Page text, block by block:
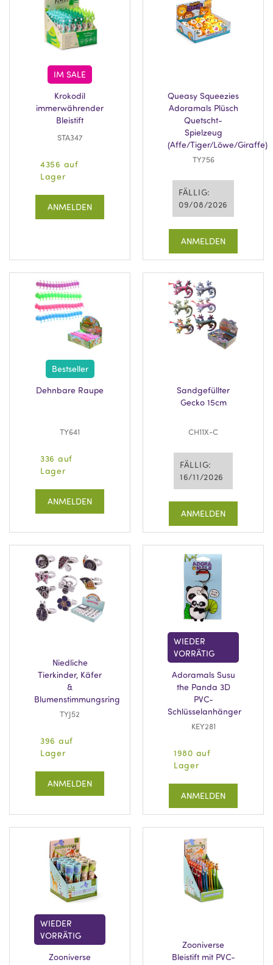
IM SALE
Krokodil
immerwährender
Bleistift
STA347
4356 auf
Lager
ANMELDEN
Queasy Squeezies
Adoramals Plüsch
Quetscht-
Spielzeug
(Affe/Tiger/Löwe/Giraffe)
TY756
FÄLLIG:
09/08/2026
ANMELDEN
Bestseller
Dehnbare Raupe
TY641
336 auf
Lager
ANMELDEN
Sandgefüllter
Gecko 15cm
CH11X-C
FÄLLIG:
16/11/2026
ANMELDEN
Niedliche
Tierkinder, Käfer
&
Blumenstimmungsring
TYJ52
396 auf
Lager
ANMELDEN
WIEDER
VORRÄTIG
Adoramals Susu
the Panda 3D
PVC-
Schlüsselanhänger
KEY281
1980 auf
Lager
ANMELDEN
WIEDER
VORRÄTIG
Zooniverse
Zooniverse
Bleistift mit PVC-